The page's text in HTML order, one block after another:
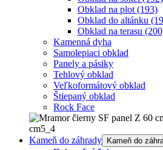
Obklad na plot (193)
Obklad do altánku
Obklad na terasu
Kamenná dyha
Samolepiaci obklad
Panely a pásiky
Tehlový obklad
Veľkoformátový obklad
Štiepaný obklad
Rock Face
Kameň do záhrady Kameň do